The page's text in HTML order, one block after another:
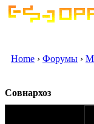
Home › Форумы ›
Совнархоз